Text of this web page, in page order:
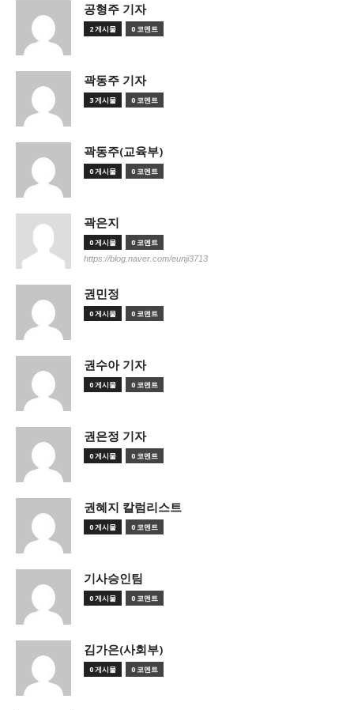
공형주 기자
2 게시물 0 코멘트
곽동주 기자
3 게시물 0 코멘트
곽동주(교육부)
0 게시물 0 코멘트
곽은지
0 게시물 0 코멘트
https://blog.naver.com/eunji3713
권민정
0 게시물 0 코멘트
권수아 기자
0 게시물 0 코멘트
권은정 기자
0 게시물 0 코멘트
권혜지 칼럼리스트
0 게시물 0 코멘트
기사승인팀
0 게시물 0 코멘트
김가은(사회부)
0 게시물 0 코멘트